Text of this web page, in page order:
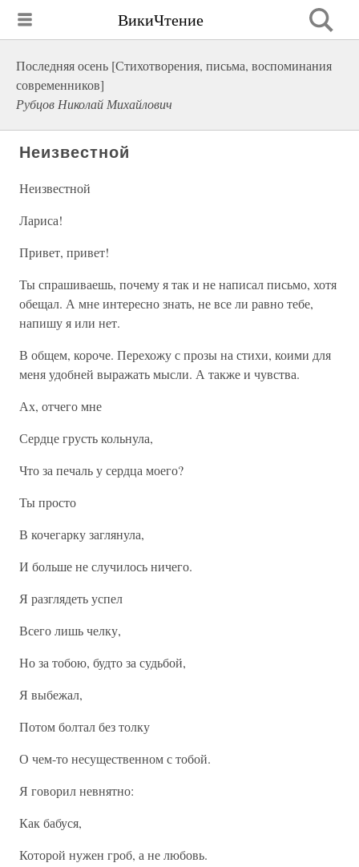
ВикиЧтение
Последняя осень [Стихотворения, письма, воспоминания
современников]
Рубцов Николай Михайлович
Неизвестной
Неизвестной
Лариса!
Привет, привет!
Ты спрашиваешь, почему я так и не написал письмо, хотя
обещал. А мне интересно знать, не все ли равно тебе,
напишу я или нет.
В общем, короче. Перехожу с прозы на стихи, коими для
меня удобней выражать мысли. А также и чувства.
Ах, отчего мне
Сердце грусть кольнула,
Что за печаль у сердца моего?
Ты просто
В кочегарку заглянула,
И больше не случилось ничего.
Я разглядеть успел
Всего лишь челку,
Но за тобою, будто за судьбой,
Я выбежал,
Потом болтал без толку
О чем-то несущественном с тобой.
Я говорил невнятно:
Как бабуся,
Которой нужен гроб, а не любовь.